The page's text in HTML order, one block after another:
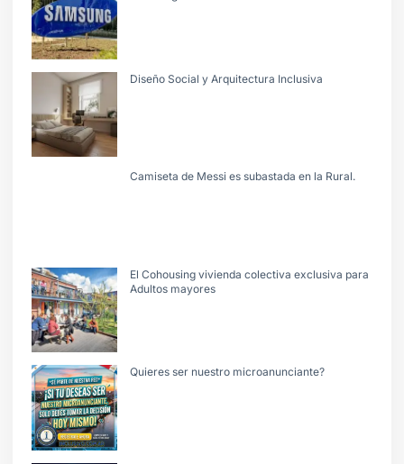
Diseño Social y Arquitectura Inclusiva
Camiseta de Messi es subastada en la Rural.
El Cohousing vivienda colectiva exclusiva para
Adultos mayores
Quieres ser nuestro microanunciante?